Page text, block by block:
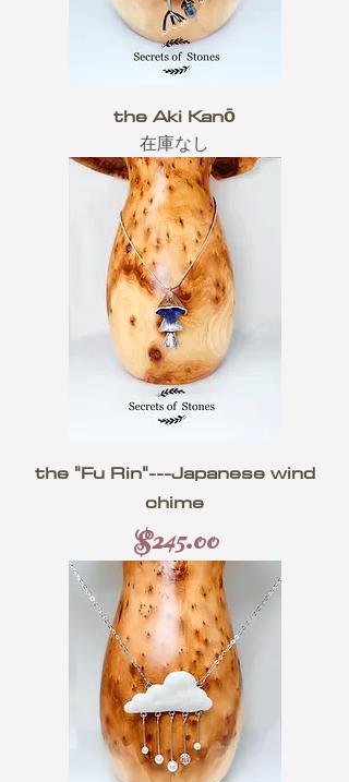
the Aki Kanō
在庫なし
the "Fu Rin"---Japanese wind
chime
価格
$245.00